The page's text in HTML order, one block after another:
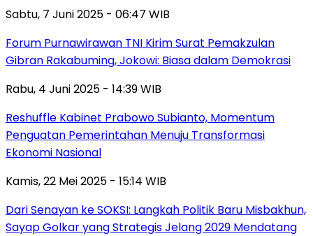
Sabtu, 7 Juni 2025 - 06:47 WIB
Forum Purnawirawan TNI Kirim Surat Pemakzulan
Gibran Rakabuming, Jokowi: Biasa dalam Demokrasi
Rabu, 4 Juni 2025 - 14:39 WIB
Reshuffle Kabinet Prabowo Subianto, Momentum
Penguatan Pemerintahan Menuju Transformasi
Ekonomi Nasional
Kamis, 22 Mei 2025 - 15:14 WIB
Dari Senayan ke SOKSI: Langkah Politik Baru Misbakhun,
Sayap Golkar yang Strategis Jelang 2029 Mendatang